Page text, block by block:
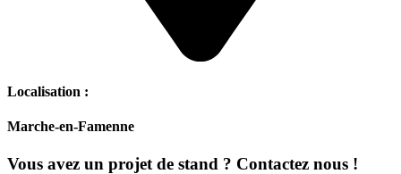
Localisation :
Marche-en-Famenne
Vous avez un projet de stand ? Contactez nous !